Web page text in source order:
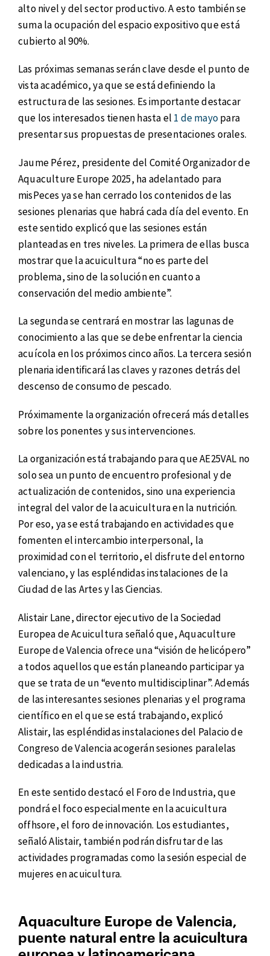
alto nivel y del sector productivo. A esto también se
suma la ocupación del espacio expositivo que está
cubierto al 90%.
Las próximas semanas serán clave desde el punto de
vista académico, ya que se está definiendo la
estructura de las sesiones. Es importante destacar
que los interesados tienen hasta el 1 de mayopara
presentar sus propuestas de presentaciones orales.
Jaume Pérez, presidente del Comité Organizador de
Aquaculture Europe 2025, ha adelantado para
misPeces ya se han cerrado los contenidos de las
sesiones plenarias que habrá cada día del evento. En
este sentido explicó que las sesiones están
planteadas en tres niveles. La primera de ellas busca
mostrar que la acuicultura “no es parte del
problema, sino de la solución en cuanto a
conservación del medio ambiente”.
La segunda se centrará en mostrar las lagunas de
conocimiento a las que se debe enfrentar la ciencia
acuícola en los próximos cinco años. La tercera sesión
plenaria identificará las claves y razones detrás del
descenso de consumo de pescado.
Próximamente la organización ofrecerá más detalles
sobre los ponentes y sus intervenciones.
La organización está trabajando para que AE25VAL no
solo sea un punto de encuentro profesional y de
actualización de contenidos, sino una experiencia
integral del valor de la acuicultura en la nutrición.
Por eso, ya se está trabajando en actividades que
fomenten el intercambio interpersonal, la
proximidad con el territorio, el disfrute del entorno
valenciano, y las espléndidas instalaciones de la
Ciudad de las Artes y las Ciencias.
Alistair Lane, director ejecutivo de la Sociedad
Europea de Acuicultura señaló que, Aquaculture
Europe de Valencia ofrece una “visión de helicópero”
a todos aquellos que están planeando participar ya
que se trata de un “evento multidisciplinar”. Además
de las interesantes sesiones plenarias y el programa
científico en el que se está trabajando, explicó
Alistair, las espléndidas instalaciones del Palacio de
Congreso de Valencia acogerán sesiones paralelas
dedicadas a la industria.
En este sentido destacó el Foro de Industria, que
pondrá el foco especialmente en la acuicultura
offhsore, el foro de innovación. Los estudiantes,
señaló Alistair, también podrán disfrutar de las
actividades programadas como la sesión especial de
mujeres en acuicultura.
Aquaculture Europe de Valencia,
puente natural entre la acuicultura